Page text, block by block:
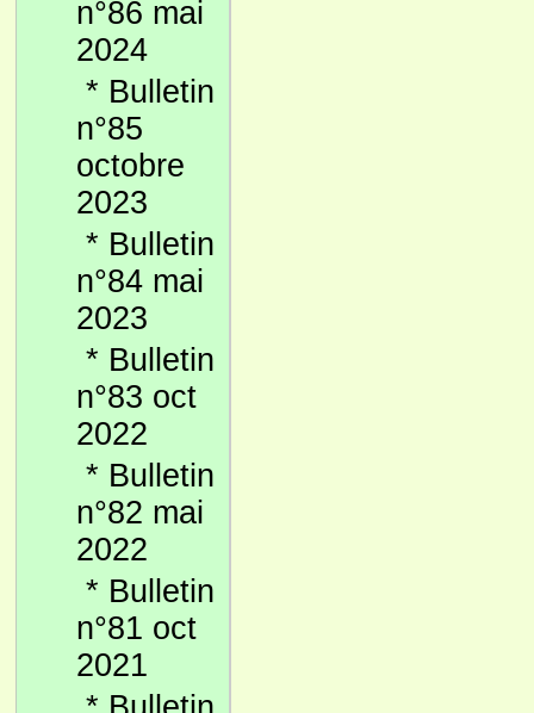
n°86 mai
2024
* Bulletin
n°85
octobre
2023
* Bulletin
n°84 mai
2023
* Bulletin
n°83 oct
2022
* Bulletin
n°82 mai
2022
* Bulletin
n°81 oct
2021